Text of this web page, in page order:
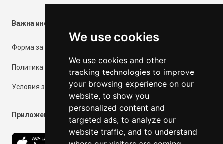
We use cookies
We use cookies and other
tracking technologies to improve
your browsing experience on our
website, to show you
personalized content and
targeted ads, to analyze our
website traffic, and to understand
Важна информация
Форма за контакт
Политика за поверителност
Условия за ползване
Приложения